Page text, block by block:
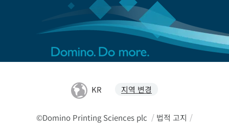
KR 지역 변경
©Domino Printing Sciences plc / 법적 고지 /